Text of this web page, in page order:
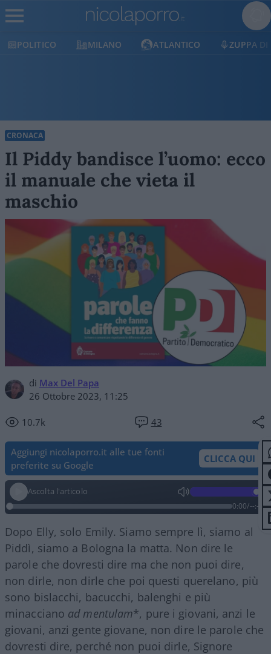
MILANO ATLANTICO ZUPPA DI PORRO
CRONACA
Il Piddy bandisce l’uomo: ecco
il manuale che vieta il
maschio
di Max Del Papa
26 Ottobre 2023, 11:25
10.7k 43
Aggiungi nicolaporro.it alle tue fonti
preferite su Google
CLICCA QUI
Ascolta l'articolo
0:00/--:--
Dopo Elly, solo Emily. Siamo sempre lì, siamo al
Piddì, siamo a Bologna la matta. Non dire le
parole che dovresti dire ma che non puoi dire,
non dirle, non dirle che poi questi querelano, più
sono bislacchi, bacucchi, balenghi e più
minacciano ad mentulam*, pure i giovani, anzi le
giovani, anzi gente giovane, non dire le parole che
dovresti dire, perché non puoi dirle, Signore